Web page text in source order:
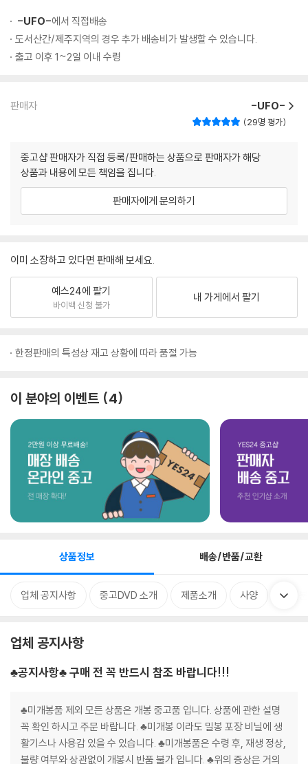
-UFO-에서 직접배송
도서산간/제주지역의 경우 추가 배송비가 발생할 수 있습니다.
출고 이후 1~2일 이내 수령
판매자 -UFO-
29명 평가
중고샵 판매자가 직접 등록/판매하는 상품으로 판매자가 해당
상품과 내용에 모든 책임을 집니다.
판매자에게 문의하기
이미 소장하고 있다면 판매해 보세요.
예스24에 팔기
바이백 신청 불가
내 가게에서 팔기
한정판매의 특성상 재고 상황에 따라 품절 가능
이 분야의 이벤트 4
상품정보 배송/반품/교환
업체 공지사항 중고DVD 소개 제품소개 사양 관련
업체 공지사항
♣공지사항♣ 구매 전 꼭 반드시 참조 바랍니다!!!
♣미개봉품 제외 모든 상품은 개봉 중고품 입니다. 상품에 관한 설명
꼭 확인 하시고 주문 바랍니다. ♣미개봉 이라도 밀봉 포장 비닐에 생
활기스나 사용감 있을 수 있습니다. ♣미개봉품은 수령 후, 재생 정상,
불량 여부와 상관없이 개봉시 반품 불가 입니다. ♣위의 증상은 거의